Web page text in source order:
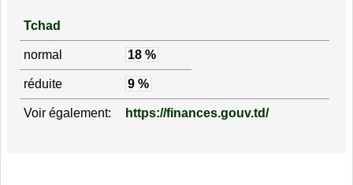
Tchad
normal 18 %
réduite 9 %
Voir également: https://finances.gouv.td/